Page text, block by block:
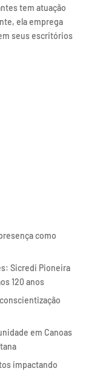
tem atuação
ela emprega
seus escritórios
como
Sicredi Pioneira
120 anos
em Canoas
impactando